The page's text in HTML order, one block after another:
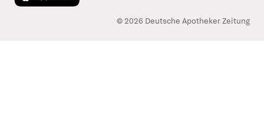
© 2026 Deutsche Apotheker Zeitung